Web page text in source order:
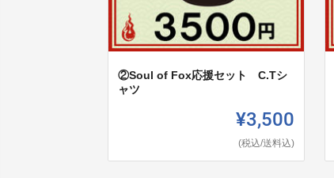
②Soul of Fox応援セット C.Tシ
ャツ
¥3,500
(税込/送料込)